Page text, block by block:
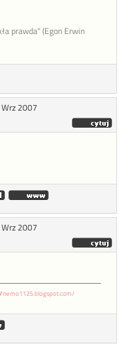
prawda" (Egon Erwin
Wrz 2007
Wrz 2007
nemo1125.blogspot.com/